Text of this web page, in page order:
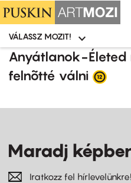
Ugrás
tartalomra
Moziválasztó
menü
VÁLASSZ MOZIT!
Anyátlanok-
felnõtté válni
Maradj
Iratkozz fel hírlevelünkre!